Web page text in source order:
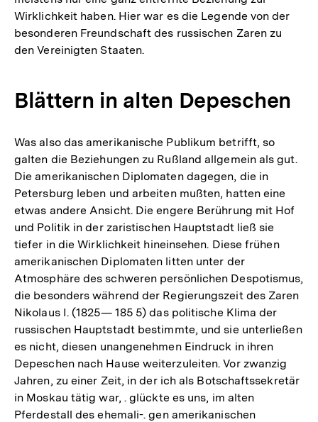
Wirklichkeit haben. Hier war es die Legende von der
besonderen Freundschaft des russischen Zaren zu
den Vereinigten Staaten.
Blättern in alten Depeschen
Was also das amerikanische Publikum betrifft, so
galten die Beziehungen zu Rußland allgemein als gut.
Die amerikanischen Diplomaten dagegen, die in
Petersburg leben und arbeiten mußten, hatten eine
etwas andere Ansicht. Die engere Berührung mit Hof
und Politik in der zaristischen Hauptstadt ließ sie
tiefer in die Wirklichkeit hineinsehen. Diese frühen
amerikanischen Diplomaten litten unter der
Atmosphäre des schweren persönlichen Despotismus,
die besonders während der Regierungszeit des Zaren
Nikolaus I. (1825— 185 5) das politische Klima der
russischen Hauptstadt bestimmte, und sie unterließen
es nicht, diesen unangenehmen Eindruck in ihren
Depeschen nach Hause weiterzuleiten. Vor zwanzig
Jahren, zu einer Zeit, in der ich als Botschaftssekretär
in Moskau tätig war, . glückte es uns, im alten
Pferdestall des ehemali-. gen amerikanischen